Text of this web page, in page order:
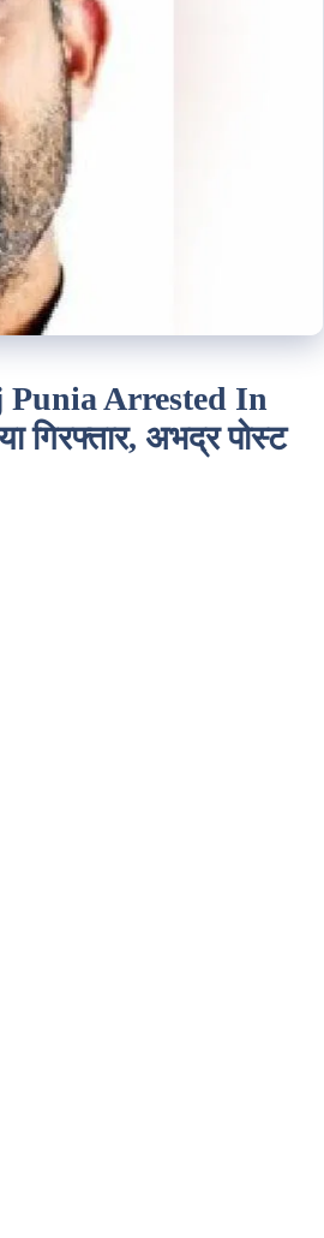
Punia Arrested In
गिरफ्तार, अभद्र पोस्ट